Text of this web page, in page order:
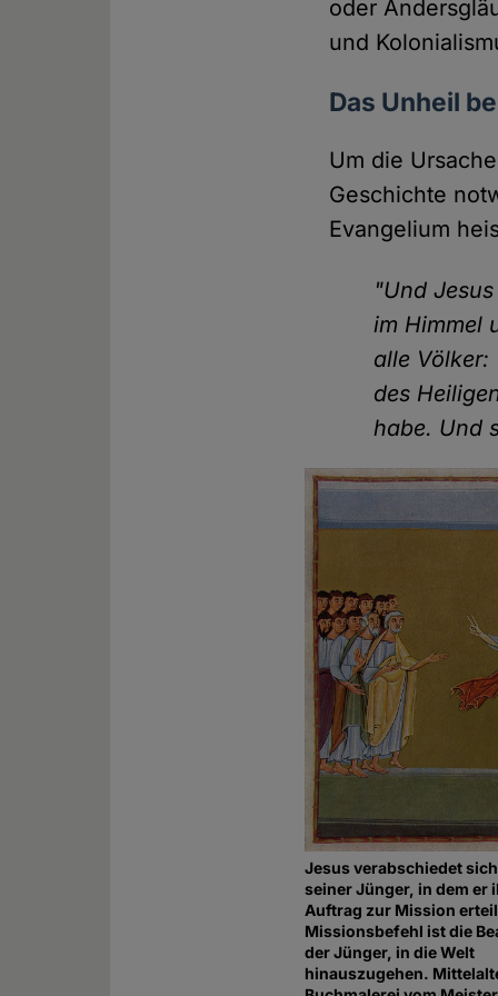
oder
und
Das Unheil
Um die
Geschichte
Evangelium
"Und
im Himmel
alle Völker:
des
habe. Und
Jesus verabschiedet
seiner Jünger, in dem er
Auftrag zur Mission
Missionsbefehl ist die
der Jünger, in die Welt
hinauszugehen.